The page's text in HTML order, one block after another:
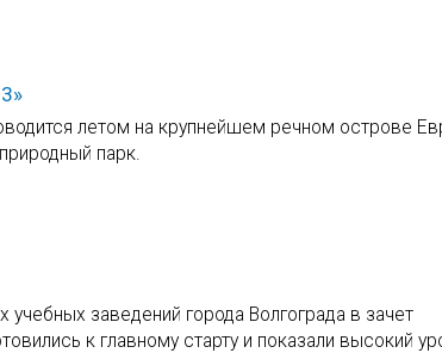
летом на крупнейшем речном острове
парк.
заведений города Волгограда в зачет
к главному старту и показали высокий